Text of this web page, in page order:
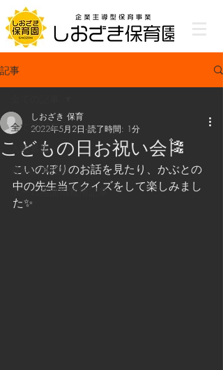
記事
全ての記事
入園募集
最新記事投稿
ホーム画面掲載用記事
こどもの日お祝い会🎏
しおざき 保育
2022年5月2日 読了時間: 1分
こいのぼりのお話を見たり、かぶとの
中の先生当てクイズをして楽しみまし
た✨